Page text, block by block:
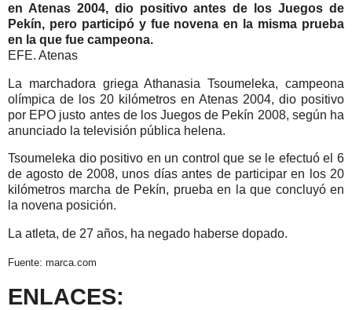
en Atenas 2004, dio positivo antes de los Juegos de
Pekín, pero participó y fue novena en la misma prueba
en la que fue campeona.
EFE. Atenas
La marchadora griega Athanasia Tsoumeleka, campeona
olímpica de los 20 kilómetros en Atenas 2004, dio positivo
por EPO justo antes de los Juegos de Pekín 2008, según ha
anunciado la televisión pública helena.
Tsoumeleka dio positivo en un control que se le efectuó el 6
de agosto de 2008, unos días antes de participar en los 20
kilómetros marcha de Pekín, prueba en la que concluyó en
la novena posición.
La atleta, de 27 años, ha negado haberse dopado.
Fuente: marca.com
ENLACES: